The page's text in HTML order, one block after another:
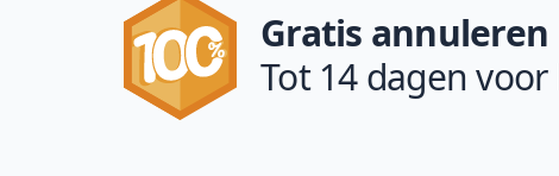
Gratis annuleren
Tot 14 dagen